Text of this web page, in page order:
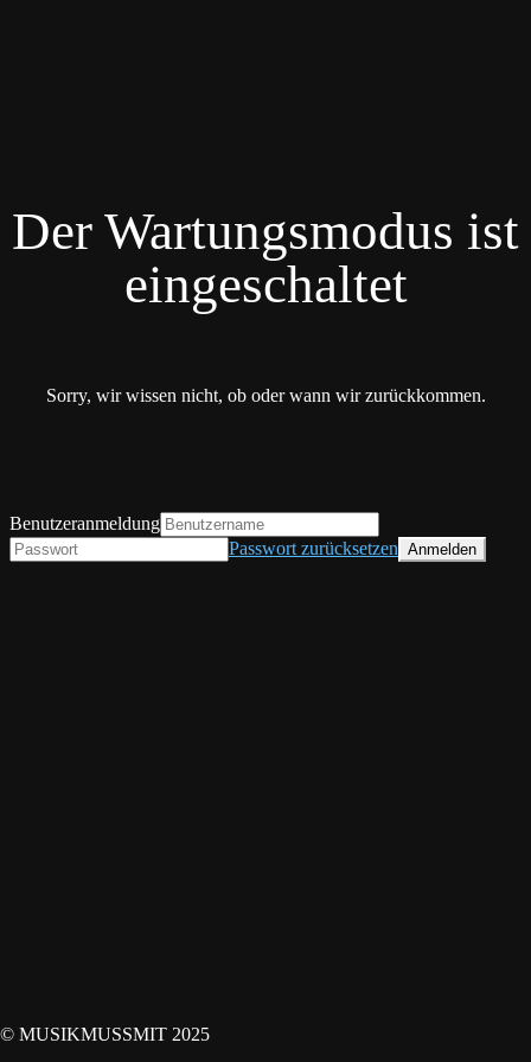
Der Wartungsmodus ist
eingeschaltet
Sorry, wir wissen nicht, ob oder wann wir zurückkommen.
© MUSIKMUSSMIT 2025
Benutzeranmeldung
Passwort zurücksetzen